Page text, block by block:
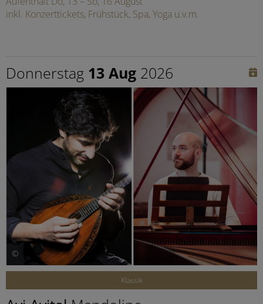
inkl. Konzerttickets, Frühstück, Spa, Yoga u.v.m.
Donnerstag 13 Aug 2026
©
Klassik